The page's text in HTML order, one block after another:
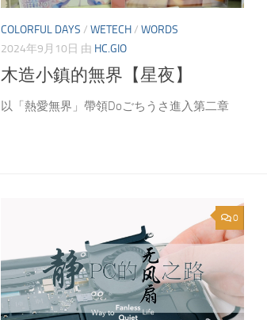
COLORFUL DAYS / WETECH/ WORDS
2024年9月10日 由 HC.GIO
木造小鎮的無界【星夜】
以「熱愛無界」帶領Doごちうさ進入第二章
0